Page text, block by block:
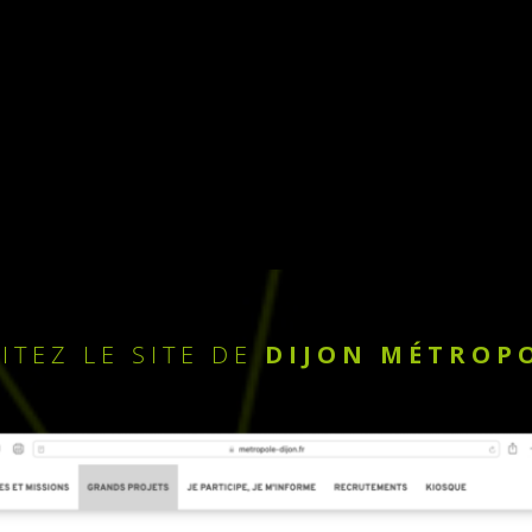
LE SITE DEDIJON